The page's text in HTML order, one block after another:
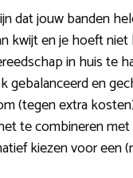
dat jouw banden
kwijt en je hoeft
in huis te
gebalanceerd en
(tegen extra
te combineren
kiezen voor een